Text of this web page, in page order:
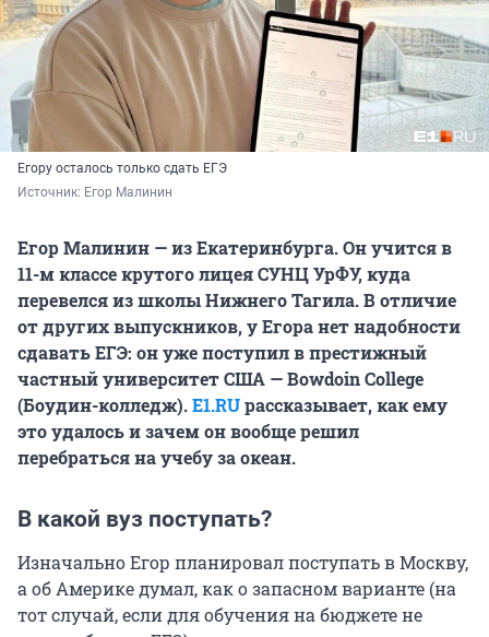
Егору осталось только сдать ЕГЭ
Источник: Егор Малинин
Егор Малинин — из Екатеринбурга. Он учится в
11-м классекрутого лицея СУНЦ УрФУ, куда
перевелся из школы Нижнего Тагила. В отличие
от других выпускников, у Егора нет надобности
сдавать ЕГЭ: он уже поступил в престижный
частный университет США — Bowdoin College
(Боудин-колледж).E1.RUрассказывает, как ему
это удалось и зачем он вообще решил
перебраться на учебу за океан.
В какой вуз поступать?
Изначально Егор планировал поступать в Москву,
а об Америке думал, как о запасном варианте (на
тот случай, если для обучения на бюджете не